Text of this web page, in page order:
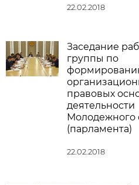
22.02.2018
Заседание
группы по
правовых
деятельности
Молодежного
(парламента)
22.02.2018